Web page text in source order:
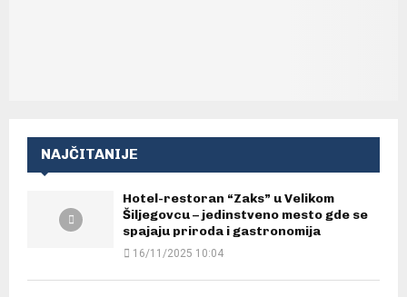
NAJČITANIJE
Hotel-restoran “Zaks” u Velikom
Šiljegovcu – jedinstveno mesto gde se
spajaju priroda i gastronomija
16/11/2025 10:04